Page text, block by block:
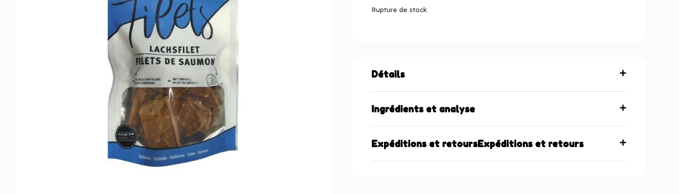
Rupture de stock
Détails
Ingrédients et analyse
Expéditions et retoursExpéditions et retours